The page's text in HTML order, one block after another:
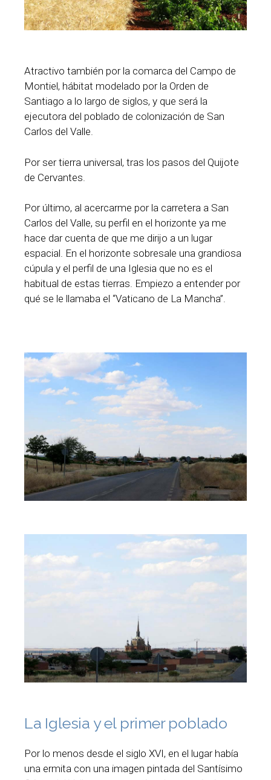
Atractivo también por la comarca del Campo de
Montiel, hábitat modelado por la Orden de
Santiago a lo largo de siglos, y que será la
ejecutora del poblado de colonización de San
Carlos del Valle.
Por ser tierra universal, tras los pasos del Quijote
de Cervantes.
Por último, al acercarme por la carretera a San
Carlos del Valle, su perfil en el horizonte ya me
hace dar cuenta de que me dirijo a un lugar
espacial. En el horizonte sobresale una grandiosa
cúpula y el perfil de una Iglesia que no es el
habitual de estas tierras. Empiezo a entender por
qué se le llamaba el “Vaticano de La Mancha”.
La Iglesia y el primer poblado
Por lo menos desde el siglo XVI, en el lugar había
una ermita con una imagen pintada del Santísimo